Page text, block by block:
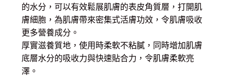
$ 980.00.
$ 598.00.
的水分，可以有效鬆展肌膚的表皮角質層，打開肌
膚細胞，為肌膚帶來密集式活膚功效，令肌膚吸收
更多營養成分。
厚實滋養質地，使用時柔軟不粘膩，同時增加肌膚
底層水分的吸收力與快速貼合力，令肌膚柔軟亮
澤。